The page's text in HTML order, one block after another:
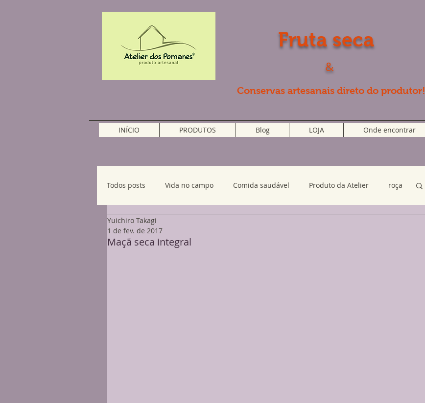
Fruta seca
&
Conservas artesanais direto do produtor!
INÍCIO PRODUTOS Blog LOJA Onde encontrar
Todos posts Vida no campo Comida saudável Produto da Atelier roça
Maçã seca integral
Yuichiro Takagi
1 de fev. de 2017